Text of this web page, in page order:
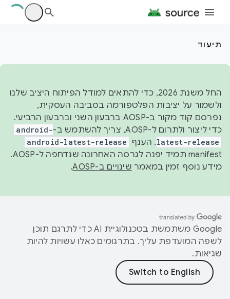
תיעוד
החל משנת 2026, כדי להתאים למודל הפיתוח היציב שלנו
ולשמור על יציבות הפלטפורמה בסביבה העסקית,
נפרסם קוד מקור ב-AOSP ברבעון השני וברבעון הרביעי.
כדי ליצור ולתרום ל-AOSP, צריך להשתמש ב-
android-
latest-release. הענף android-latest-release
manifest תמיד יפנה לגרסה האחרונה שנדחפה ל-AOSP.
מידע נוסף זמין במאמר שינויים ב-AOSP .
‫Google משתמשת בטכנולוגיית AI כדי לתרגם תוכן
לשפה המועדפת עליך. בתרגומים כאלו עשויות להיות
שגיאות.